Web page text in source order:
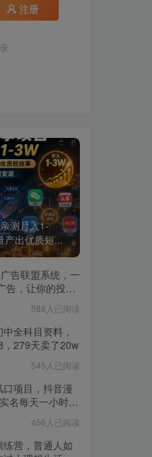
注册
测月入1-
产出优质短...
告联盟系统，一
告，让你的投放
588人已阅读
全科目资料，
，279天卖了20w
545人已阅读
项目，抖音漫
名每天一小时，
456人已阅读
营，普通人如